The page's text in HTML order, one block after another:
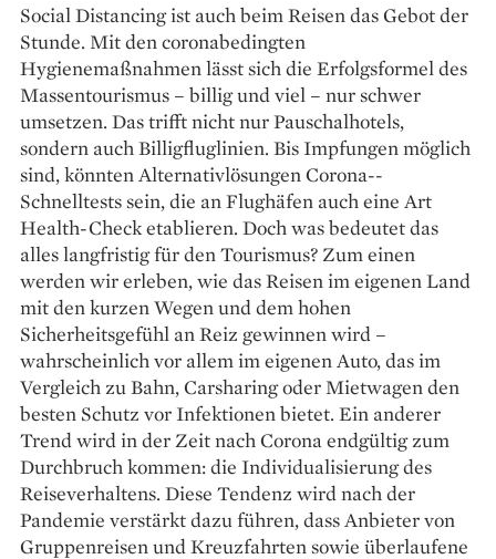
Social Distancing ist auch beim Reisen das Gebot der
Stunde. Mit den coronabedingten
Hygienemaßnahmen lässt sich die Erfolgsformel des
Massentourismus – billig und viel – nur schwer
umsetzen. Das trifft nicht nur Pauschalhotels,
sondern auch Billigfluglinien. Bis Impfungen möglich
sind, könnten Alternativlösungen Corona-­
Schnelltests sein, die an Flughäfen auch eine Art
Health-Check etablieren. Doch was bedeutet das
alles langfristig für den Tourismus? Zum einen
werden wir erleben, wie das Reisen im eigenen Land
mit den kurzen Wegen und dem hohen
Sicherheitsgefühl an Reiz gewinnen wird –
wahrscheinlich vor allem im eigenen Auto, das im
Vergleich zu Bahn, Carsharing oder Mietwagen den
besten Schutz vor Infektionen bietet. Ein anderer
Trend wird in der Zeit nach Corona endgültig zum
Durchbruch kommen: die Individualisierung des
Reiseverhaltens. Diese Tendenz wird nach der
Pandemie verstärkt dazu führen, dass Anbieter von
Gruppenreisen und Kreuzfahrten sowie überlaufene